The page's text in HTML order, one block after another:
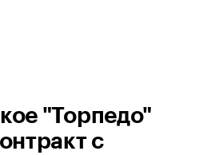
"Торпедо"
с